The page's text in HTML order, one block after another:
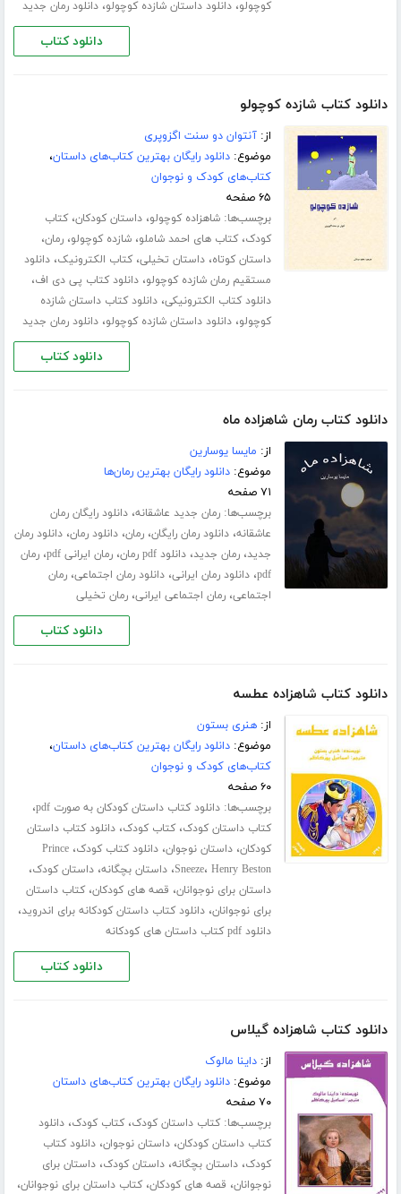
کوچولو،دانلود داستان شازده کوچولو،دانلود رمان جدید
دانلود کتاب
دانلود کتاب شازده کوچولو
از:آنتوان دو سنت اگزوپری
موضوع:دانلود رایگان بهترین کتاب‌های داستان،
کتاب‌های کودک و نوجوان
۶۵ صفحه
برچسب‌ها:شاهزاده کوچولو،داستان کودکان،کتاب
کودک،کتاب های احمد شاملو،شازده کوچولو،رمان،
داستان کوتاه،داستان تخیلی،کتاب الکترونیک،دانلود
مستقیم رمان شازده کوچولو،دانلود کتاب پی دی اف،
دانلود کتاب الکترونیکی،دانلود کتاب داستان شازده
کوچولو،دانلود داستان شازده کوچولو،دانلود رمان جدید
دانلود کتاب
دانلود کتاب رمان شاهزاده ماه
از: مایسا یوسارین
موضوع:دانلود رایگان بهترین رمان‌ها
۷۱ صفحه
برچسب‌ها:رمان جدید عاشقانه،دانلود رایگان رمان
عاشقانه،دانلود رمان رایگان،رمان،دانلود رمان،دانلود رمان
جدید،رمان جدید،دانلود pdf رمان ،رمان ایرانی pdf ،رمان
pdf،دانلود رمان ایرانی،دانلود رمان اجتماعی،رمان
اجتماعی،رمان اجتماعی ایرانی،رمان تخیلی
دانلود کتاب
دانلود کتاب شاهزاده عطسه
از:هنری بستون
موضوع:دانلود رایگان بهترین کتاب‌های داستان،
کتاب‌های کودک و نوجوان
۶۰ صفحه
برچسب‌ها:دانلود کتاب داستان کودکان به صورت pdf ،
کتاب داستان کودک،کتاب کودک،دانلود کتاب داستان
کودکان،داستان نوجوان،دانلود کتاب کودک،Prince
Sneeze، Henry Beston ،داستان بچگانه،داستان کودک،
داستان برای نوجوانان، قصه های کودکان،کتاب داستان
برای نوجوانان،دانلود کتاب داستان کودکانه برای اندروید،
دانلود pdf کتاب داستان های کودکانه
دانلود کتاب
دانلود کتاب شاهزاده گیلاس
از:داینا مالوک
موضوع:دانلود رایگان بهترین کتاب‌های داستان
۷۰ صفحه
برچسب‌ها:کتاب داستان کودک،کتاب کودک،دانلود
کتاب داستان کودکان،داستان نوجوان،دانلود کتاب
کودک،داستان بچگانه،داستان کودک،داستان برای
نوجوانان، قصه های کودکان،کتاب داستان برای نوجوانان،